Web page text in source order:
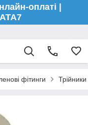
оплаті |
фітинги Трійники